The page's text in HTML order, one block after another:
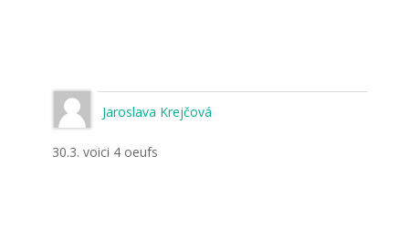
Jaroslava Krejčová
30.3. voici 4 oeufs